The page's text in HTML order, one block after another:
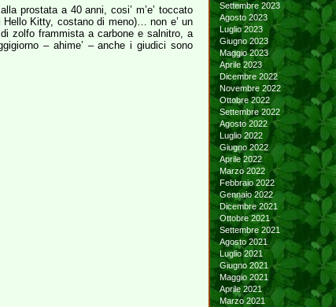
prostata a 40 anni, cosi’ m’e’ toccato
Kitty, costano di meno)… non e’ un
zolfo frammista a carbone e salnitro, a
– ahime’ – anche i giudici sono
Settembre 2023
Agosto 2023
Luglio 2023
Giugno 2023
Maggio 2023
Aprile 2023
Dicembre 2022
Novembre 2022
Ottobre 2022
Settembre 2022
Agosto 2022
Luglio 2022
Giugno 2022
Aprile 2022
Marzo 2022
Febbraio 2022
Gennaio 2022
Dicembre 2021
Ottobre 2021
Settembre 2021
Agosto 2021
Luglio 2021
Giugno 2021
Maggio 2021
Aprile 2021
Marzo 2021